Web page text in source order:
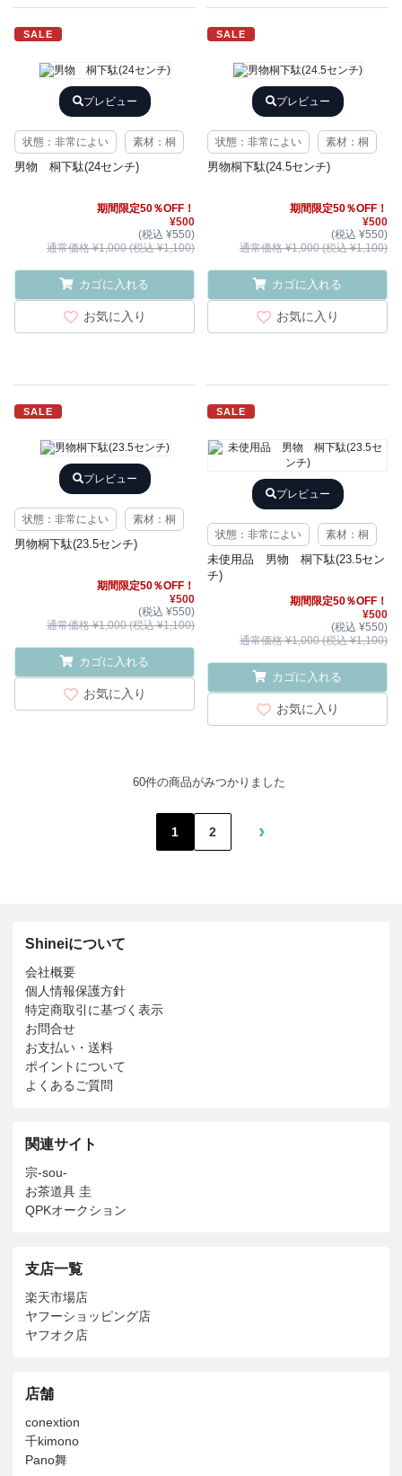
SALE
プレビュー
状態：非常によい 素材：桐
男物 桐下駄(24センチ)
期間限定50％OFF！
¥500
(税込 ¥550)
通常価格 ¥1,000 (税込 ¥1,100)
カゴに入れる
お気に入り
SALE
プレビュー
状態：非常によい 素材：桐
男物桐下駄(24.5センチ)
期間限定50％OFF！
¥500
(税込 ¥550)
通常価格 ¥1,000 (税込 ¥1,100)
カゴに入れる
お気に入り
SALE
プレビュー
状態：非常によい 素材：桐
男物桐下駄(23.5センチ)
期間限定50％OFF！
¥500
(税込 ¥550)
通常価格 ¥1,000 (税込 ¥1,100)
カゴに入れる
お気に入り
SALE
プレビュー
状態：非常によい 素材：桐
未使用品 男物 桐下駄(23.5セン
チ)
期間限定50％OFF！
¥500
(税込 ¥550)
通常価格 ¥1,000 (税込 ¥1,100)
カゴに入れる
お気に入り
60件の商品がみつかりました
1 2 ›
Shineiについて
会社概要
個人情報保護方針
特定商取引に基づく表示
お問合せ
お支払い・送料
ポイントについて
よくあるご質問
関連サイト
宗-sou-
お茶道具 圭
QPKオークション
支店一覧
楽天市場店
ヤフーショッピング店
ヤフオク店
店舗
conextion
千kimono
Pano舞